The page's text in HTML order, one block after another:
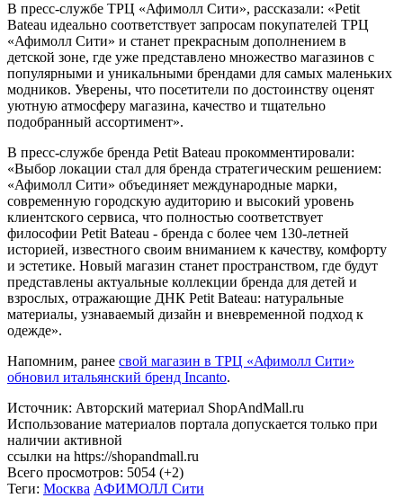
В пресс-службе ТРЦ «Афимолл Сити», рассказали: «Petit
Bateau идеально соответствует запросам покупателей ТРЦ
«Афимолл Сити» и станет прекрасным дополнением в
детской зоне, где уже представлено множество магазинов с
популярными и уникальными брендами для самых маленьких
модников. Уверены, что посетители по достоинству оценят
уютную атмосферу магазина, качество и тщательно
подобранный ассортимент».
В пресс-службе бренда Petit Bateau прокомментировали:
«Выбор локации стал для бренда стратегическим решением:
«Афимолл Сити» объединяет международные марки,
современную городскую аудиторию и высокий уровень
клиентского сервиса, что полностью соответствует
философии Petit Bateau - бренда с более чем 130-летней
историей, известного своим вниманием к качеству, комфорту
и эстетике. Новый магазин станет пространством, где будут
представлены актуальные коллекции бренда для детей и
взрослых, отражающие ДНК Petit Bateau: натуральные
материалы, узнаваемый дизайн и вневременной подход к
одежде».
Напомним, ранее свой магазин в ТРЦ «Афимолл Сити»
обновил итальянский бренд Incanto.
Источник: Авторский материал ShopAndMall.ru
Использование материалов портала допускается только при
наличии активной
ссылки на https://shopandmall.ru
Всего просмотров: 5054 (+2)
Теги: Москва АФИМОЛЛ Сити